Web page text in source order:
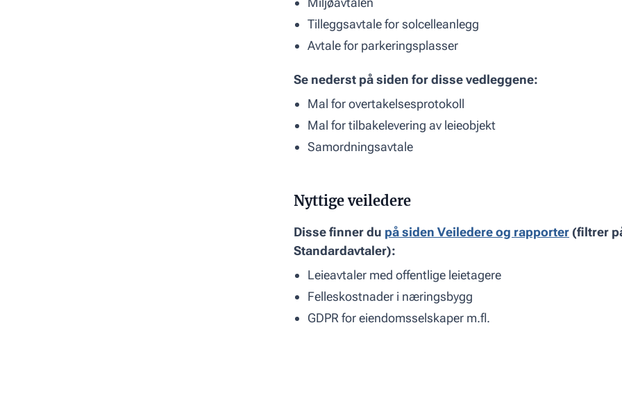
Tilleggsavtale for solcelleanlegg
Avtale for parkeringsplasser
Se nederst på siden for disse vedleggene:
Mal for overtakelsesprotokoll
Mal for tilbakelevering av leieobjekt
Samordningsavtale
Nyttige veiledere
Disse finner du på siden Veiledere og rapporter (filtrer
Standardavtaler):
Leieavtaler med offentlige leietagere
Felleskostnader i næringsbygg
GDPR for eiendomsselskaper m.fl.